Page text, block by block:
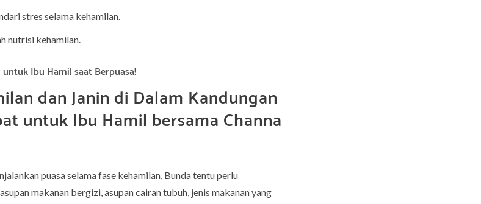
stres selama kehamilan.
nutrisi kehamilan.
Ibu Hamil saat Berpuasa!
dan Janin di Dalam Kandungan
untuk Ibu Hamil bersama Channa
puasa selama fase kehamilan, Bunda tentu perlu
makanan bergizi, asupan cairan tubuh, jenis makanan yang